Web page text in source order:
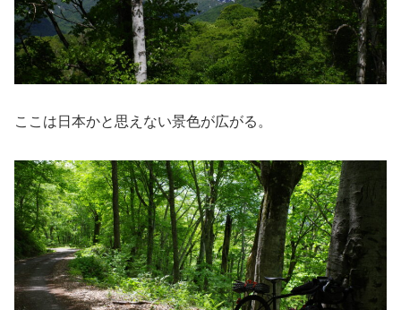
ここは日本かと思えない景色が広がる。